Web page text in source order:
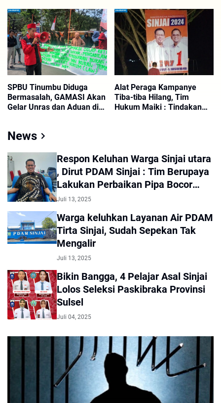
Pemerintah Daerah
Kabupaten Pinrang
SPBU Tinumbu Diduga
Bermasalah, GAMASI Akan
Gelar Unras dan Aduan di
Alat Peraga Kampanye
Tiba-tiba Hilang, Tim
Hukum Maiki : Tindakan
News
Respon Keluhan Warga Sinjai utara
, Dirut PDAM Sinjai : Tim Berupaya
Lakukan Perbaikan Pipa Bocor
Secepatnya
Juli 13, 2025
Warga keluhkan Layanan Air PDAM
Tirta Sinjai, Sudah Sepekan Tak
Mengalir
Juli 13, 2025
Bikin Bangga, 4 Pelajar Asal Sinjai
Lolos Seleksi Paskibraka Provinsi
Sulsel
Juli 04, 2025